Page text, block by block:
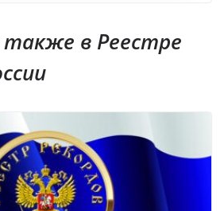
в Реестре